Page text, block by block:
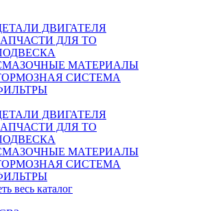
ДВИГАТЕЛЯ
ДЛЯ ТО
МАТЕРИАЛЫ
СИСТЕМА
ДВИГАТЕЛЯ
ДЛЯ ТО
МАТЕРИАЛЫ
СИСТЕМА
весь каталог